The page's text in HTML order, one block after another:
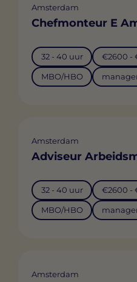
Amsterdam
Chefmonteur E
32 - 40 uur €2600 -
MBO/HBO
Amsterdam
Adviseur
32 - 40 uur €2600 -
MBO/HBO
Amsterdam